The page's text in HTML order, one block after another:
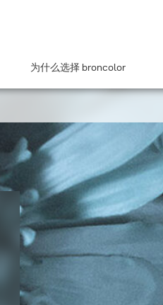
为什么选择 broncolor